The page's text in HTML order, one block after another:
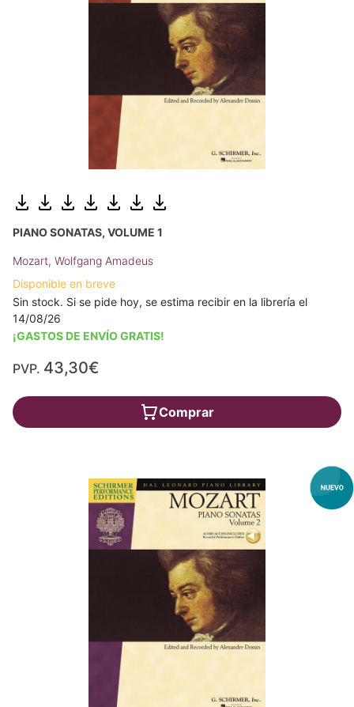
PIANO SONATAS, VOLUME 1
Mozart, Wolfgang Amadeus
Disponible en breve
Sin stock. Si se pide hoy, se estima recibir en la librería el
14/08/26
¡GASTOS DE ENVÍO GRATIS!
PVP. 43,30€
Comprar